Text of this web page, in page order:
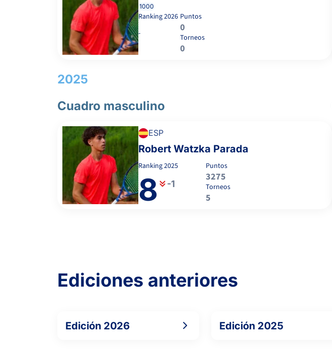
1000
Ranking2026
-
Puntos
0
Torneos
0
2025
Cuadro masculino
ESP
Robert Watzka Parada
Ranking2025
8 -1
Puntos
3275
Torneos
5
Ediciones anteriores
Edición 2026 Edición 2025